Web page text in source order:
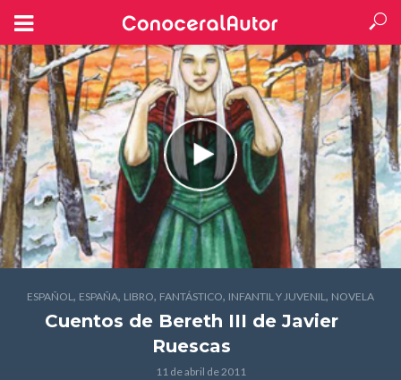
ESPAÑOL, ESPAÑA, LIBRO, FANTÁSTICO, INFANTIL Y JUVENIL, NOVELA
Cuentos de Bereth III de Javier
Ruescas
11 de abril de 2011